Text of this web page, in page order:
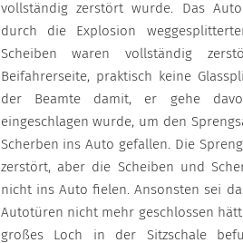
vollständig zerstört wurde. Das
durch die Explosion
Scheiben waren vollständig
Beifahrerseite, praktisch keine
der Beamte damit, er gehe
eingeschlagen wurde, um den
Scherben ins Auto gefallen. Die
zerstört, aber die Scheiben und
nicht ins Auto fielen. Ansonsten sei
Autotüren nicht mehr geschlossen
großes Loch in der Sitzschale